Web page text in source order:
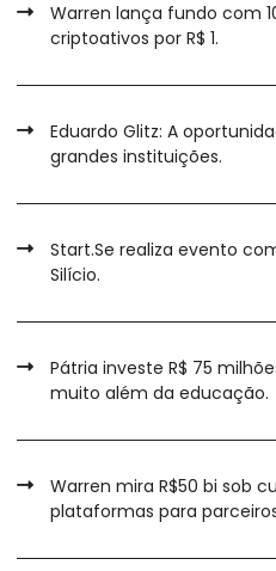
Warren lança fundo com
criptoativos por R$ 1.
Eduardo Glitz: A
grandes instituições.
Start.Se realiza evento
Silício.
Pátria investe R$ 75
muito além da educação.
Warren mira R$50 bi sob
plataformas para